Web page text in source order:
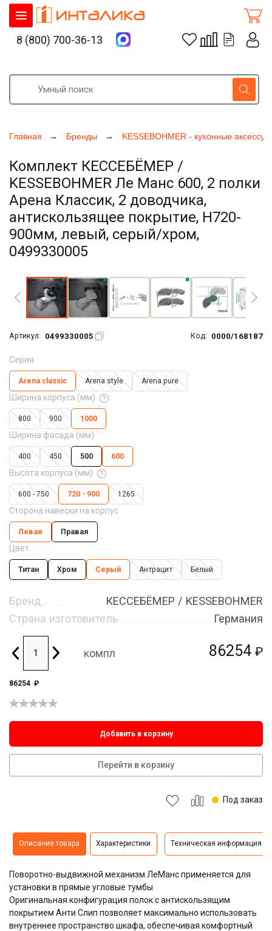
Главная Бренды KESSEBOHMER - кухонные
Комплект КЕССЕБЁМЕР /
KESSEBOHMER Ле Манс 600, 2 полки
Арена Классик, 2 доводчика,
антискользящее покрытие, H720-
900мм, левый, серый/хром,
0499330005
Артикул: 0499330005 Код: 0000/168187
86254 ₽
Серия
Arena classic Arena style Arena pure
Ширина корпуса (мм)
800 900 1000
Ширина фасада (мм)
400 450 500 600
Высота корпуса (мм)
600 - 750 720 - 900 1265
Сторона навески на корпус
Левая Правая
Цвет
Титан Хром Серый Антрацит Белый
Бренд
КЕССЕБЁМЕР / KESSEBOHMER
Страна изготовитель
Германия
компл
86254 ₽
Добавить в корзину
Перейти в корзину
Под заказ
Описание товара Характеристики Техническая информация
Поворотно-выдвижной механизм ЛеМанс применяется для
установки в прямые угловые тумбы
Оригинальная конфигурация полок с антискользящим
покрытием Анти Слип позволяет максимально использовать
внутреннее пространство шкафа, обеспечивая комфортный
8 (800) 700-36-13